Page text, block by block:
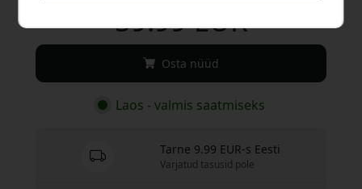
59.99 EUR
Osta nüüd
Laos - valmis saatmiseks
Tarne 9.99 EUR-s Eesti
Varjatud tasusid pole